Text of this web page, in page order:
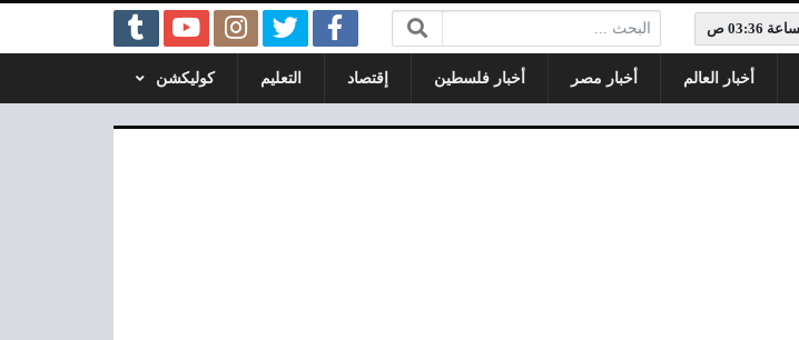
البحث:
أخبار العالم أخبار مصر أخبار فلسطين إقتصاد التعليم كوليكشن